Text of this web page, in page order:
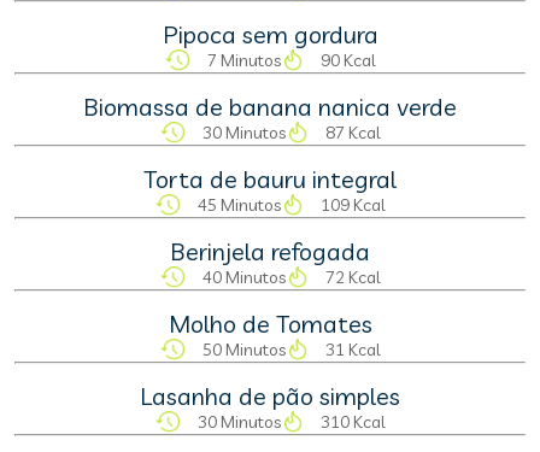
Pipoca sem gordura
7 Minutos 90 Kcal
Biomassa de banana nanica verde
30 Minutos 87 Kcal
Torta de bauru integral
45 Minutos 109 Kcal
Berinjela refogada
40 Minutos 72 Kcal
Molho de Tomates
50 Minutos 31 Kcal
Lasanha de pão simples
30 Minutos 310 Kcal